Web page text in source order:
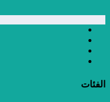
الفئات